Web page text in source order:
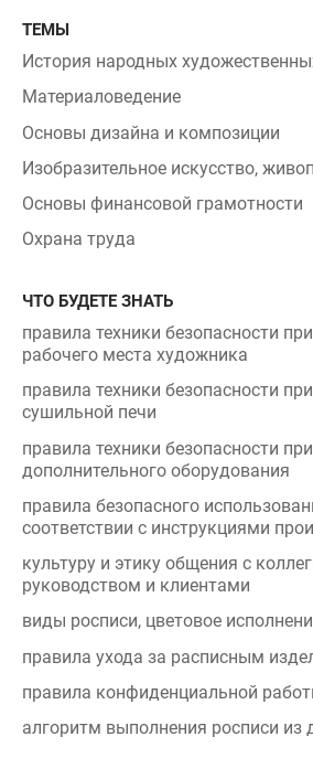
История народных
Материаловедение
Основы дизайна и композиции
Изобразительное искусство,
Основы финансовой грамотности
Охрана труда
правила техники безопасности при
рабочего места художника
правила техники безопасности при
сушильной печи
правила техники безопасности при
дополнительного оборудования
правила безопасного
соответствии с инструкциями
культуру и этику общения с
руководством и клиентами
виды росписи, цветовое исполнение
правила ухода за расписным
правила конфиденциальной
алгоритм выполнения росписи из
композиционное построение